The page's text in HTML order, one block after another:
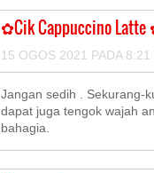
✿Cik Cappuccino Latte
15 OGOS 2021 PADA 8:21
Jangan sedih . Sekurang-
dapat juga tengok wajah
bahagia.